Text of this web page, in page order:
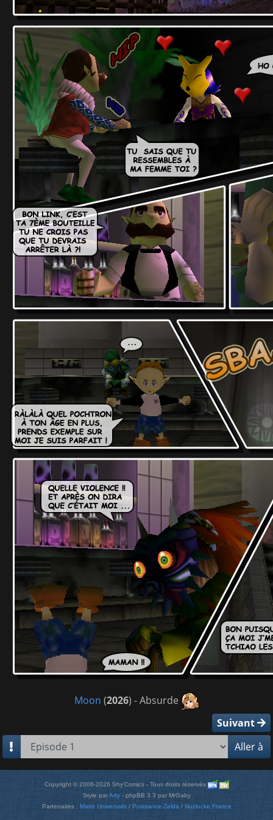
Moon (2026) - Absurde
Suivant
Aller à
Copyright © 2006-2026 Shy'Comics - Tous droits réservés
Style parArty- phpBB 3.3 par MrGaby
Partenaires : Mario Universalis/ Puissance-Zelda / Nuzlocke France